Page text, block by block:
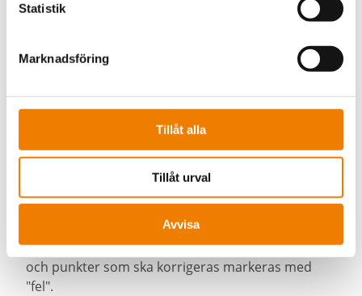
Statistik
Marknadsföring
Tillåt alla
Tillåt urval
Avvisa
observationsområden, t.ex. rutor
lägenheter, kolonnavstånd eller andra logiska
områden på arbetsplatsen. Varje ruta observeras
Observation på rätt/fel-basis
definierad uppsättning säkerhetsrelevanta
faktorer. Varje observation registreras
systematiskt: säkra punkter markeras med "rätt"
och punkter som ska korrigeras markeras med
"fel".